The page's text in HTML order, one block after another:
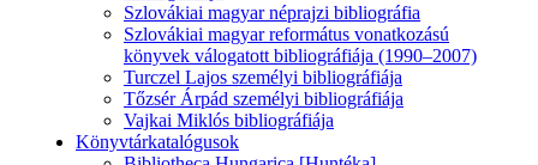
Szlovákiai magyar néprajzi bibliográfia
Szlovákiai magyar református vonatkozású
könyvek válogatott bibliográfiája (1990–2007)
Turczel Lajos személyi bibliográfiája
Tőzsér Árpád személyi bibliográfiája
Vajkai Miklós bibliográfiája
Könyvtárkatalógusok